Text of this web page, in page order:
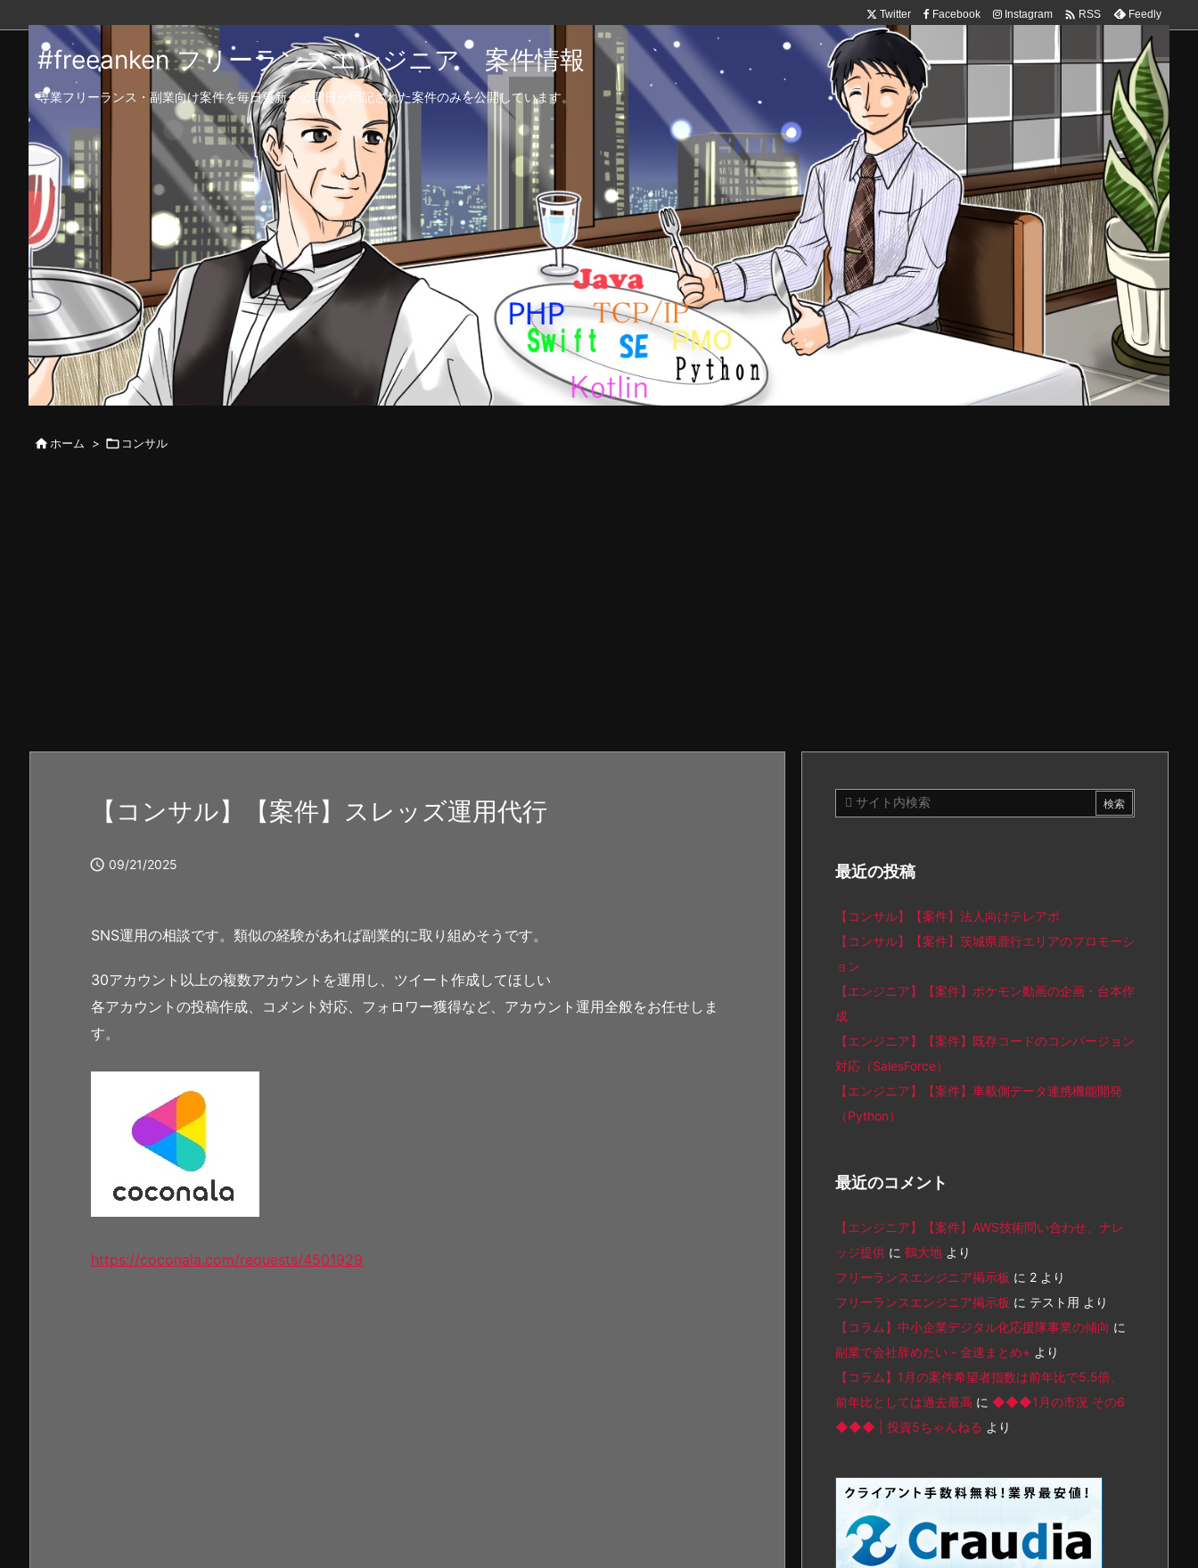
Twitter Facebook Instagram  RSS Feedly
#freeanken フリーランスエンジニア 案件情報
専業フリーランス・副業向け案件を毎日更新！公開日が明記された案件のみを公開しています。
 ホーム >  コンサル
【コンサル】【案件】スレッズ運用代行
 09/21/2025
SNS運用の相談です。類似の経験があれば副業的に取り組めそうです。
30アカウント以上の複数アカウントを運用し、ツイート作成してほしい
各アカウントの投稿作成、コメント対応、フォロワー獲得など、アカウント運用全般をお任せしま
す。
https://coconala.com/requests/4501929
最近の投稿
【コンサル】【案件】法人向けテレアポ
【コンサル】【案件】茨城県鹿行エリアのプロモーシ
ョン
【エンジニア】【案件】ポケモン動画の企画・台本作
成
【エンジニア】【案件】既存コードのコンバージョン
対応（SalesForce）
【エンジニア】【案件】車載側データ連携機能開発
（Python）
最近のコメント
【エンジニア】【案件】AWS技術問い合わせ、ナレ
ッジ提供 に 鶴大地 より
フリーランスエンジニア掲示板 に 2 より
フリーランスエンジニア掲示板 に テスト用 より
【コラム】中小企業デジタル化応援隊事業の傾向 に
副業で会社辞めたい - 金速まとめ+ より
【コラム】1月の案件希望者指数は前年比で5.5倍、
前年比としては過去最高 に ◆◆◆1月の市況 その6
◆◆◆ | 投資5ちゃんねる より